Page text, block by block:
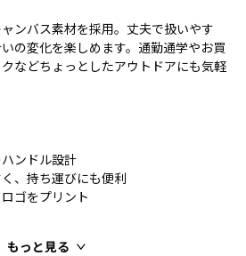
ンバス素材を採用。丈夫で扱いやす
の変化を楽しめます。通勤通学やお買
などちょっとしたアウトドアにも気軽
ンドル設計
、持ち運びにも便利
ゴをプリント
もっと見る